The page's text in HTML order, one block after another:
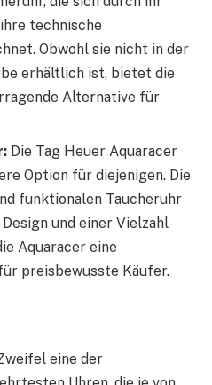
technische
Obwohl sie nicht in der
erhältlich ist, bietet die
Alternative für
Die Tag Heuer Aquaracer
Option für diejenigen. Die
funktionalen Taucheruhr
und einer Vielzahl
Aquaracer eine
preisbewusste Käufer.
eine der